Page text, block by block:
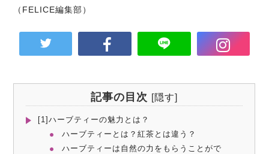
（FELICE編集部）
記事の目次 [隠す]
[1]ハーブティーの魅力とは？
ハーブティーとは？紅茶とは違う？
ハーブティーは自然の力をもらうことがで